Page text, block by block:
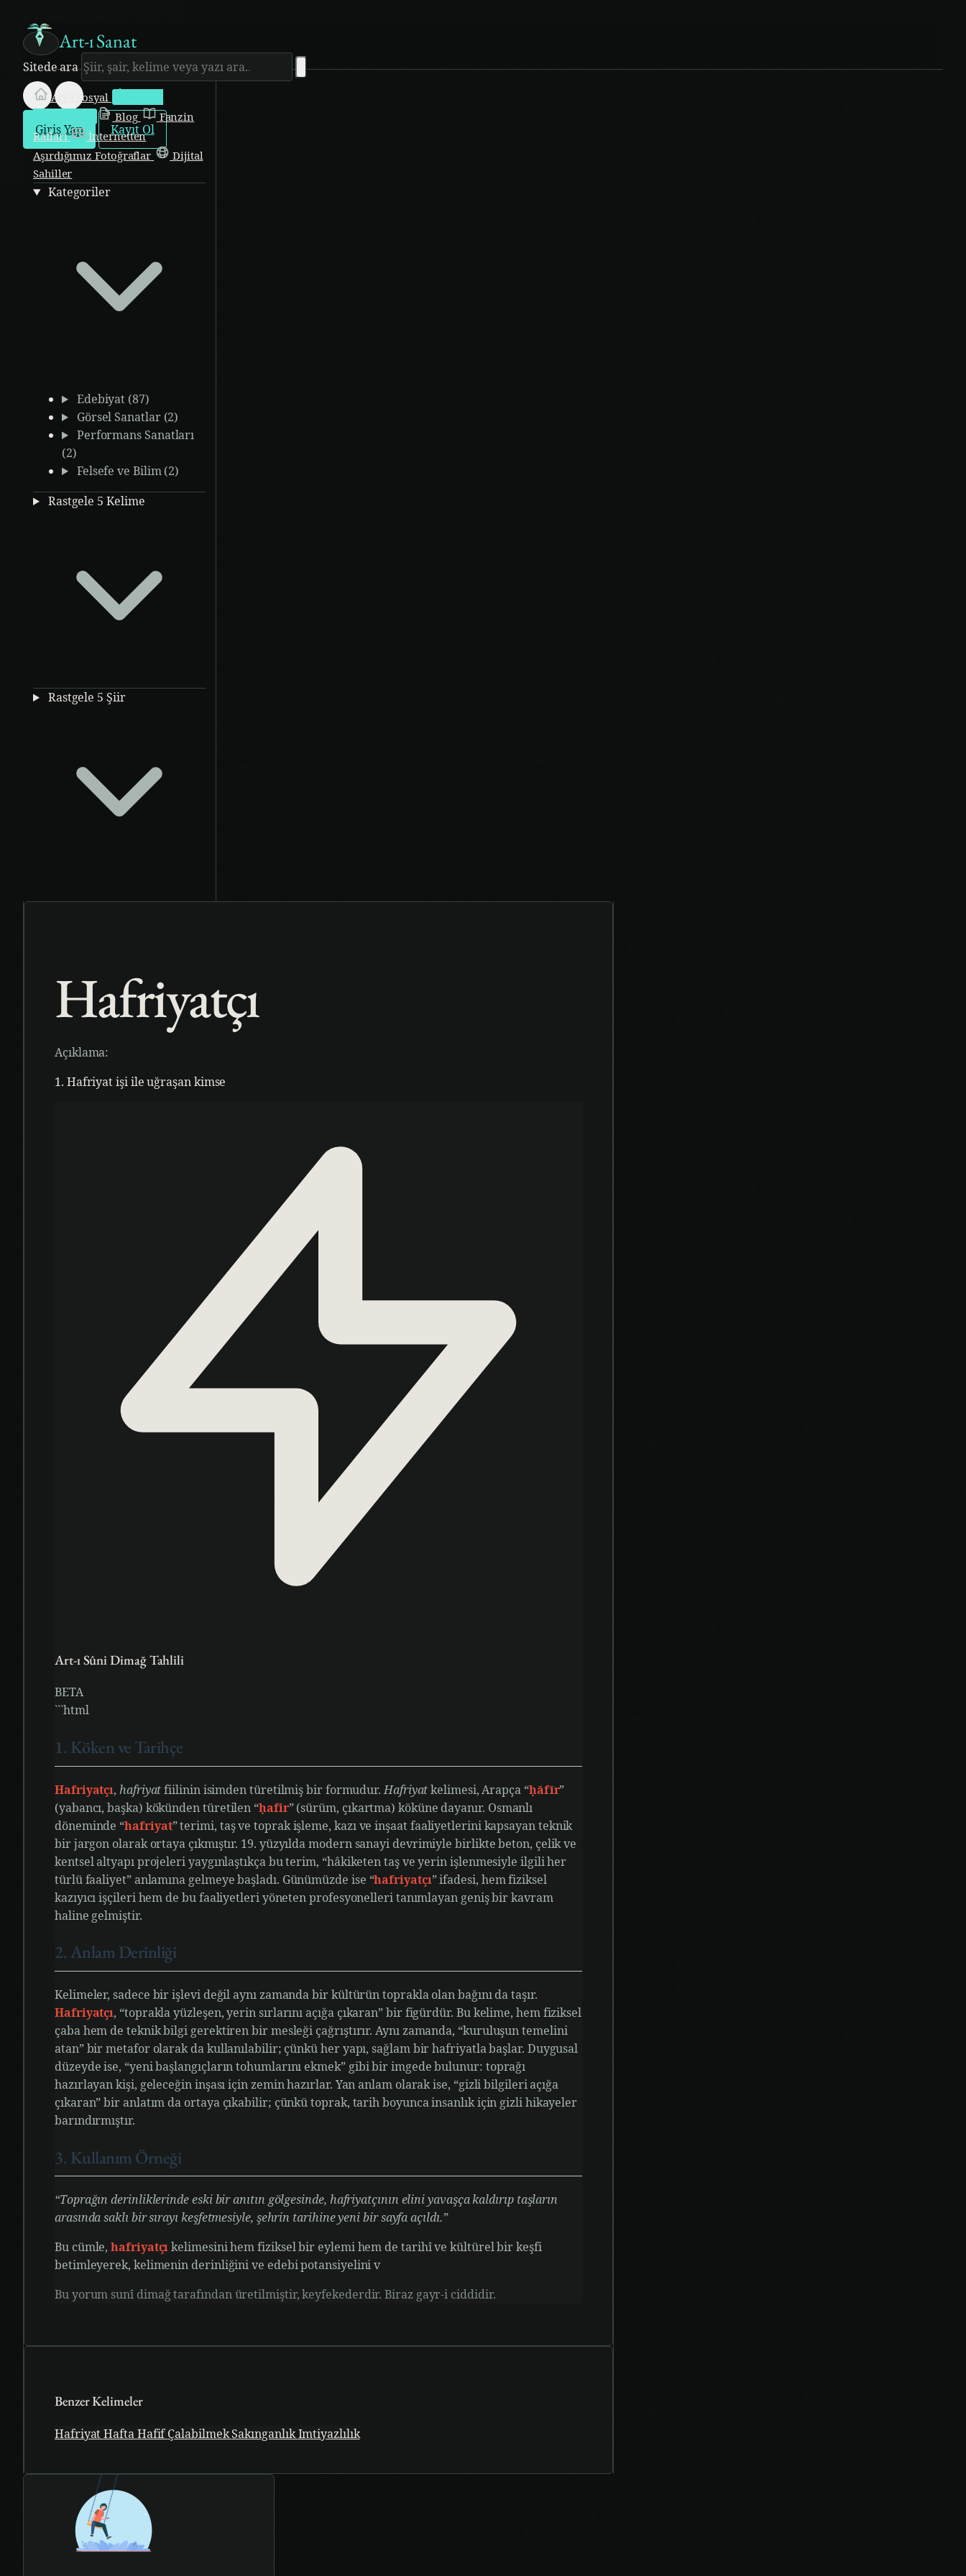
Art-ı Sanat
Sitede ara
Giriş Yap Kayıt Ol
Art-ı Sosyal
Blog
Fanzin
Rafları
İnternetten
Aşırdığımız Fotoğraflar
Dijital
Sahiller
Kategoriler
Edebiyat (87)
Görsel Sanatlar (2)
Performans Sanatları
(2)
Felsefe ve Bilim (2)
Rastgele 5 Kelime
Rastgele 5 Şiir
Hafriyatçı
Açıklama:
1. Hafriyat işi ile uğraşan kimse
Art-ı Sûni Dimağ Tahlili
BETA
```html
1. Köken ve Tarihçe
Hafriyatçı,hafriyatfiilinin isimden türetilmiş bir formudur.Hafriyatkelimesi, Arapça “ḥāfīr”
(yabancı, başka) kökünden türetilen “ḥafir” (sürüm, çıkartma) köküne dayanır. Osmanlı
döneminde “hafriyat” terimi, taş ve toprak işleme, kazı ve inşaat faaliyetlerini kapsayan teknik
bir jargon olarak ortaya çıkmıştır. 19. yüzyılda modern sanayi devrimiyle birlikte beton, çelik ve
kentsel altyapı projeleri yaygınlaştıkça bu terim, “hâkiketen taş ve yerin işlenmesiyle ilgili her
türlü faaliyet” anlamına gelmeye başladı. Günümüzde ise “hafriyatçı” ifadesi, hem fiziksel
kazıyıcı işçileri hem de bu faaliyetleri yöneten profesyonelleri tanımlayan geniş bir kavram
haline gelmiştir.
2. Anlam Derinliği
Kelimeler, sadece bir işlevi değil aynı zamanda bir kültürün toprakla olan bağını da taşır.
Hafriyatçı, “toprakla yüzleşen, yerin sırlarını açığa çıkaran” bir figürdür. Bu kelime, hem fiziksel
çaba hem de teknik bilgi gerektiren bir mesleği çağrıştırır. Aynı zamanda, “kuruluşun temelini
atan” bir metafor olarak da kullanılabilir; çünkü her yapı, sağlam bir hafriyatla başlar. Duygusal
düzeyde ise, “yeni başlangıçların tohumlarını ekmek” gibi bir imgede bulunur: toprağı
hazırlayan kişi, geleceğin inşası için zemin hazırlar. Yan anlam olarak ise, “gizli bilgileri açığa
çıkaran” bir anlatım da ortaya çıkabilir; çünkü toprak, tarih boyunca insanlık için gizli hikayeler
barındırmıştır.
3. Kullanım Örneği
“Toprağın derinliklerinde eski bir anıtın gölgesinde, hafriyatçının elini yavaşça kaldırıp taşların
arasında saklı bir sırayı keşfetmesiyle, şehrin tarihine yeni bir sayfa açıldı.”
Bu cümle,hafriyatçıkelimesini hem fiziksel bir eylemi hem de tarihî ve kültürel bir keşfi
betimleyerek, kelimenin derinliğini ve edebi potansiyelini v
Bu yorum sunî dimağ tarafından üretilmiştir, keyfekederdir. Biraz gayr-i ciddidir.
Benzer Kelimeler
HafriyatHaftaHafifÇalabilmekSakınganlıkImtiyazlılık